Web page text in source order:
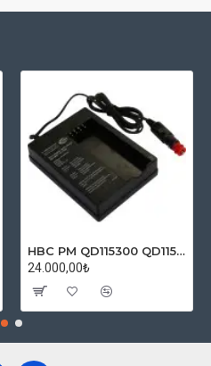
HBC PM QD115300 QD115600 10-30V DC Batarya Şarj Cihazı
24.000,00₺